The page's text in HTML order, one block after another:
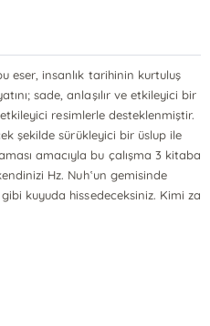
eser, insanlık tarihinin kurtuluş
sade, anlaşılır ve etkileyici bir
resimlerle desteklenmiştir.
şekilde sürükleyici bir üslup ile
amacıyla bu çalışma 3 kitaba
Hz. Nuh‛un gemisinde
kuyuda hissedeceksiniz. Kimi za